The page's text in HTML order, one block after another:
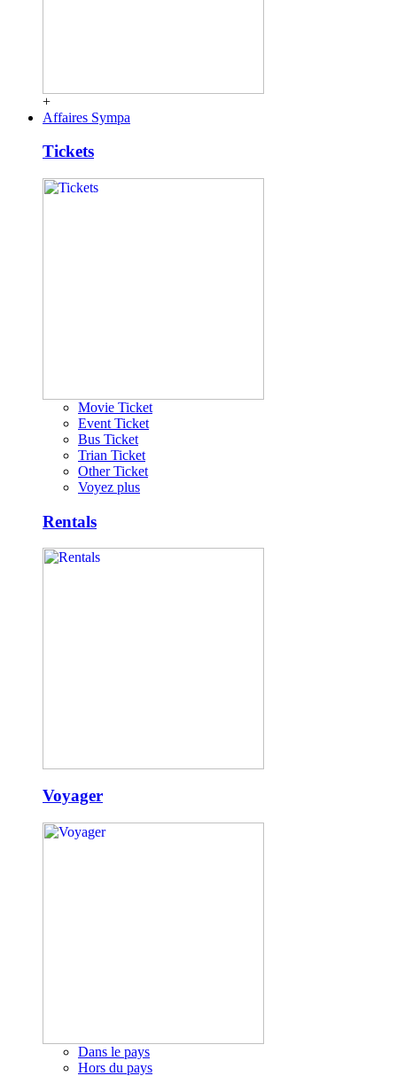
+
Affaires Sympa
Tickets
Movie Ticket
Event Ticket
Bus Ticket
Trian Ticket
Other Ticket
Voyez plus
Rentals
Voyager
Dans le pays
Hors du pays